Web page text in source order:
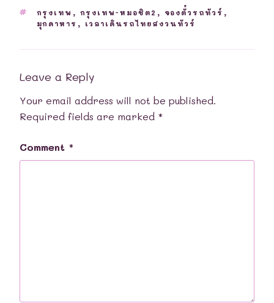
TAGS
กรุงเทพ , กรุงเทพ-หมอชิต2 , จองตั๋วรถทัวร์ ,
มุกดาหาร , เวลาเดินรถไทยสงวนทัวร์
Leave a Reply
Your email address will not be published.
Required fields are marked *
Comment *